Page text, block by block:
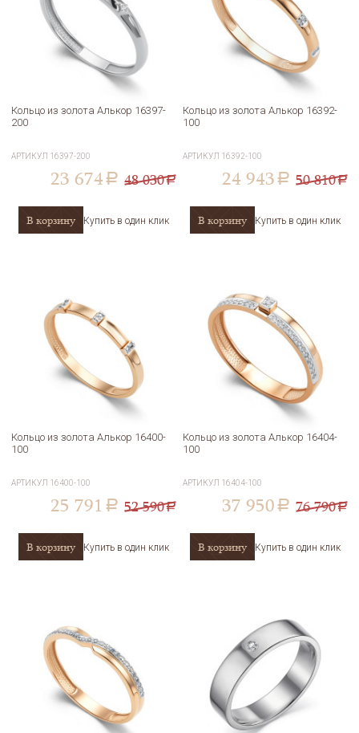
Кольцо из золота Алькор 16397-
200
АРТИКУЛ 16397-200
23 674 a 48 030a
В корзину Купить в один клик
Кольцо из золота Алькор 16392-
100
АРТИКУЛ 16392-100
24 943 a 50 810a
В корзину Купить в один клик
Кольцо из золота Алькор 16400-
100
АРТИКУЛ 16400-100
25 791 a 52 590a
В корзину Купить в один клик
Кольцо из золота Алькор 16404-
100
АРТИКУЛ 16404-100
37 950 a 76 790a
В корзину Купить в один клик